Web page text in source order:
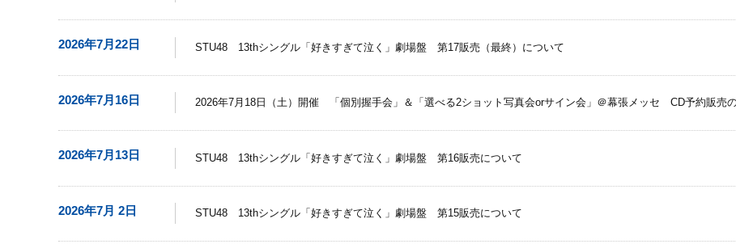
2026年7月22日 STU48 13thシングル「好きすぎて泣く」劇場盤 第17販売（最終）について
2026年7月16日 2026年7月18日（土）開催 「個別握手会」＆「選べる2ショット写真会orサイン会」＠幕張メッセ CD予約販売
2026年7月13日 STU48 13thシングル「好きすぎて泣く」劇場盤 第16販売について
2026年7月 2日 STU48 13thシングル「好きすぎて泣く」劇場盤 第15販売について